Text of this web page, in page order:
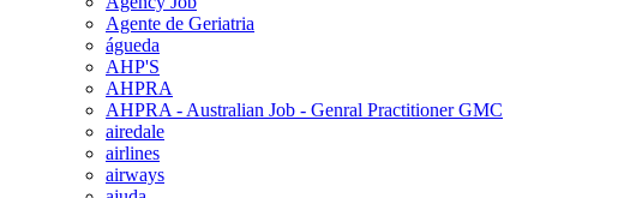
Agente de Geriatria
águeda
AHP'S
AHPRA
AHPRA - Australian Job - Genral Practitioner GMC
airedale
airlines
airways